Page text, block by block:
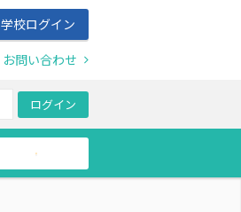
学校ログイン
お問い合わせ
ログイン
帰国生